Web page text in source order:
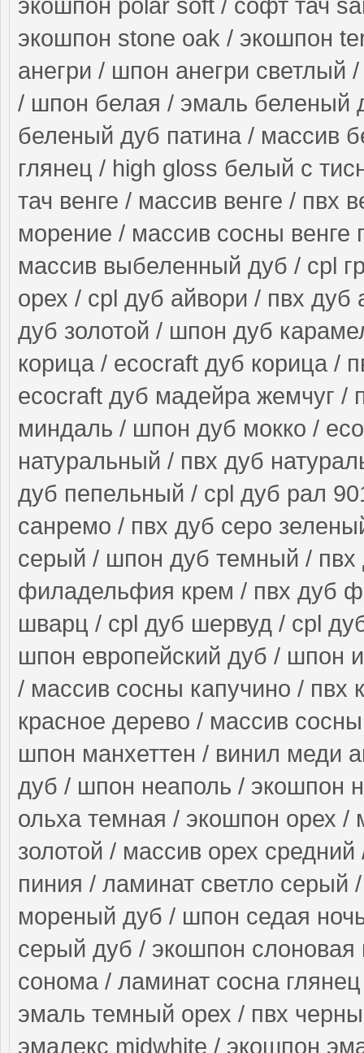
экошпон polar soft / софт тач
экошпон stone oak / экошпон
анегри / шпон анегри светлый
/ шпон белая / эмаль беленый
беленый дуб патина / массив
глянец / high gloss белый с
тач венге / массив венге / пвх
морение / массив сосны венге
массив выбеленный дуб / cpl
орех / cpl дуб айвори / пвх
дуб золотой / шпон дуб
корица / ecocraft дуб корица /
ecocraft дуб мадейра жемчуг /
миндаль / шпон дуб мокко /
натуральный / пвх дуб
дуб пепельный / cpl дуб рал
санремо / пвх дуб серо
серый / шпон дуб темный /
филадельфия крем / пвх дуб
шварц / cpl дуб шервуд / cpl
шпон европейский дуб / шпон
/ массив сосны капучино / пвх
красное дерево / массив
шпон манхеттен / винил меди
дуб / шпон неаполь / экошпон
ольха темная / экошпон орех /
золотой / массив орех
пиния / ламинат светло
мореный дуб / шпон седая
серый дуб / экошпон слоновая
сонома / ламинат сосна
эмаль темный орех / пвх
эмалекс midwhite / экошпон